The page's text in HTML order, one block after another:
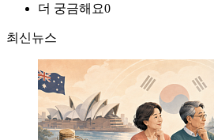
더 궁금해요0
최신뉴스